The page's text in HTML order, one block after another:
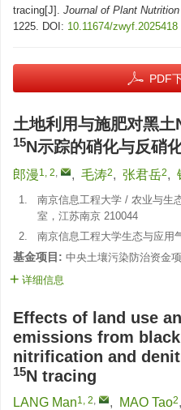
tracing[J]. Journal of Plant
1225. DOI: 10.11674/zwyf.2025418
PDF
土地利用与施肥对黑土
15N示踪的硝化与反硝
郎漫1, 2, , 毛涛2, 张君岳2,
1.
南京信息工程大学 / 农业与生
室，江苏南京 210044
2.
南京信息工程大学生态与应用
基金项目: 中央土壤污染防治资金
详细信息
Effects of land use
emissions from
nitrification and
15N tracing
LANG Man1, 2, , MAO Tao2,